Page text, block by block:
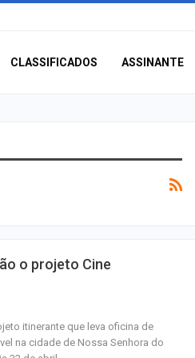
CLASSIFICADOS ASSINANTE
o projeto Cine
itinerante que leva oficina de
na cidade de Nossa Senhora do
Polícia Civil investiga
Câmara de Itabaianinha
abre concurso com
Filarmônica de Itabaiana
realiza concerto em